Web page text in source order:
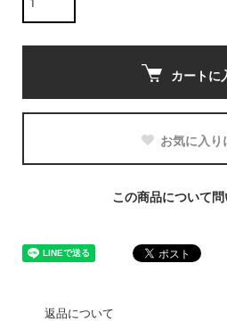
カートに
お気に入り
この商品について
返品について